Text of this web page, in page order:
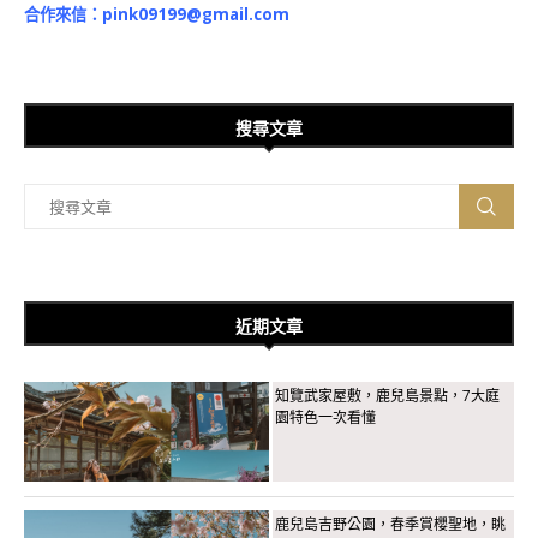
合作來信： pink09199@gmail.com
搜尋文章
近期文章
知覽武家屋敷，鹿兒島景點，7大庭
園特色一次看懂
鹿兒島吉野公園，春季賞櫻聖地，眺